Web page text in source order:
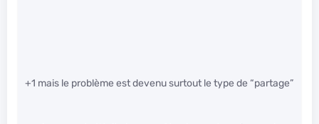
+1 mais le problème est devenu surtout le type de “partage”